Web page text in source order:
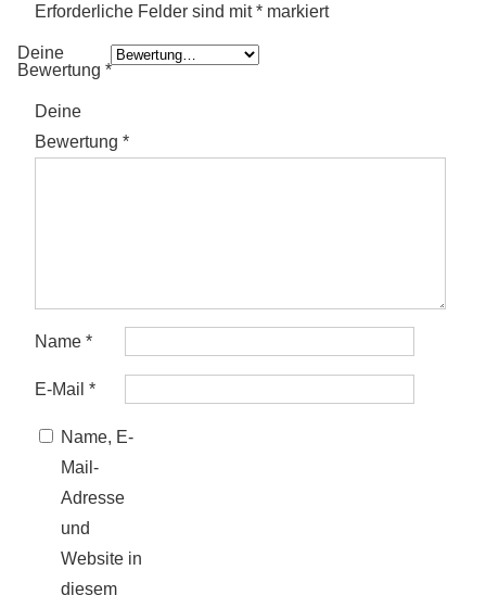
Erforderliche Felder sind mit* markiert
Deine
Bewertung *
Deine
Bewertung *
Name *
E-Mail *
Name, E-
Mail-
Adresse
und
Website in
diesem